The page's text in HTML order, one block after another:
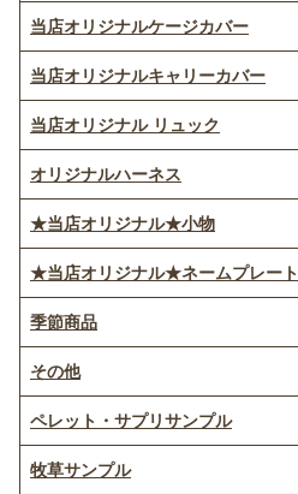
当店オリジナルケージカバー
当店オリジナルキャリーカバー
当店オリジナル リュック
オリジナルハーネス
★当店オリジナル★小物
★当店オリジナル★ネームプレート
季節商品
その他
ペレット・サプリサンプル
牧草サンプル